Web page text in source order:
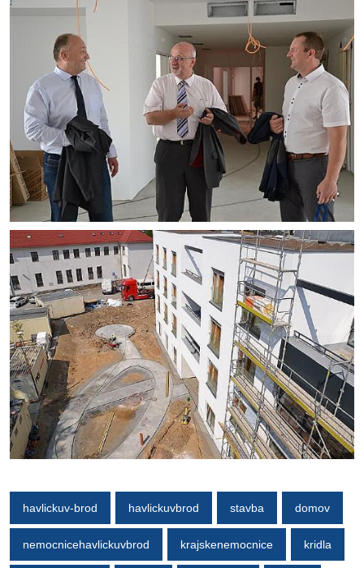
havlickuv-brod havlickuvbrod stavba domov
nemocnicehavlickuvbrod krajskenemocnice kridla